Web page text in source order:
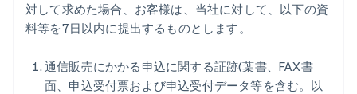
対して求めた場合、お客様は、当社に対して、以下の資
料等を7日以内に提出するものとします。
通信販売にかかる申込に関する証跡(葉書、FAX書
面、申込受付票および申込受付データ等を含む。以